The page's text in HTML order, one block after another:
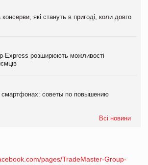
які стануть в пригоді, коли довго
Express розширюють можливості
советы по повышению
Всі новини